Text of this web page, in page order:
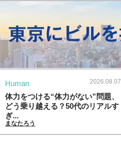
Human 2026.08.07
体力をつける“体力がない”問題、
どう乗り越える？50代のリアルす
ぎ...
まなたろう